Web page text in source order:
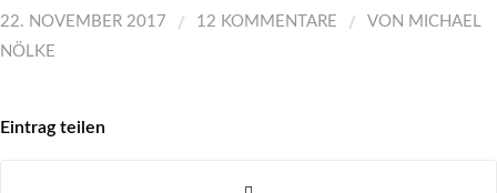
22. NOVEMBER 2017 / 12 KOMMENTARE / VON MICHAEL
NÖLKE
Eintrag teilen